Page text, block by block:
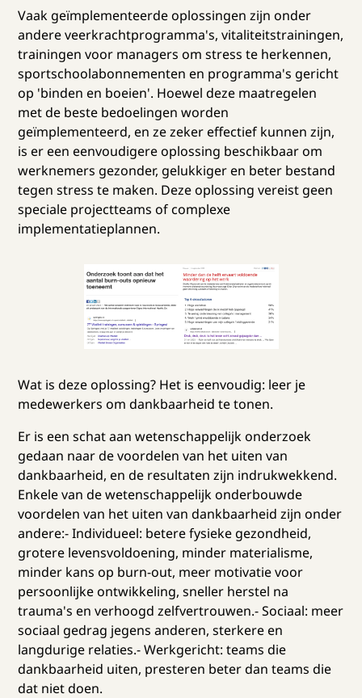
Vaak geïmplementeerde oplossingen zijn onder
andere veerkrachtprogramma's, vitaliteitstrainingen,
trainingen voor managers om stress te herkennen,
sportschoolabonnementen en programma's gericht
op 'binden en boeien'. Hoewel deze maatregelen
met de beste bedoelingen worden
geïmplementeerd, en ze zeker effectief kunnen zijn,
is er een eenvoudigere oplossing beschikbaar om
werknemers gezonder, gelukkiger en beter bestand
tegen stress te maken. Deze oplossing vereist geen
speciale projectteams of complexe
implementatieplannen.
Wat is deze oplossing? Het is eenvoudig: leer je
medewerkers om dankbaarheid te tonen.
Er is een schat aan wetenschappelijk onderzoek
gedaan naar de voordelen van het uiten van
dankbaarheid, en de resultaten zijn indrukwekkend.
Enkele van de wetenschappelijk onderbouwde
voordelen van het uiten van dankbaarheid zijn onder
andere:- Individueel: betere fysieke gezondheid,
grotere levensvoldoening, minder materialisme,
minder kans op burn-out, meer motivatie voor
persoonlijke ontwikkeling, sneller herstel na
trauma's en verhoogd zelfvertrouwen.- Sociaal: meer
sociaal gedrag jegens anderen, sterkere en
langdurige relaties.- Werkgericht: teams die
dankbaarheid uiten, presteren beter dan teams die
dat niet doen.